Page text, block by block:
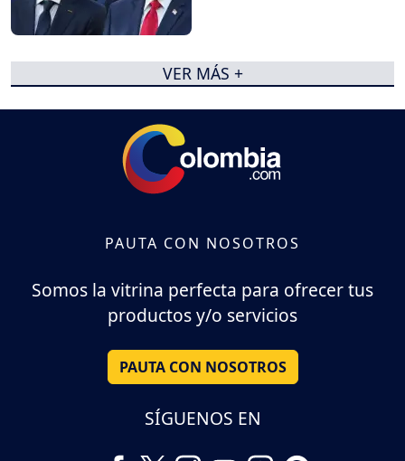
VER MÁS +
PAUTA CON NOSOTROS
Somos la vitrina perfecta para ofrecer tus
productos y/o servicios
PAUTA CON NOSOTROS
SÍGUENOS EN